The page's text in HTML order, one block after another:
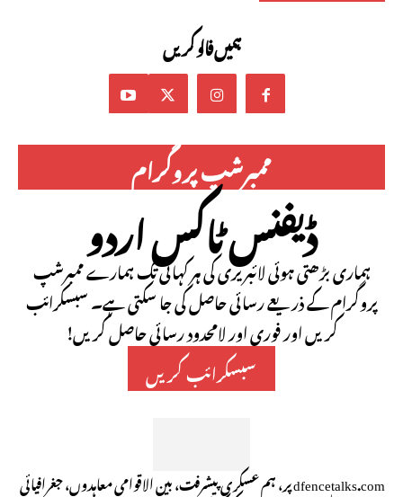
ہمیں فالو کریں
ممبرشپ پروگرام
ڈیفنس ٹاکس اردو
ہماری بڑھتی ہوئی لائبریری کی ہر کہانی تک ہمارے ممبرشپ
پروگرام کے ذریعے رسائی حاصل کی جا سکتی ہے۔ سبسکرائب
کریں اور فوری اور لامحدود رسائی حاصل کریں!
سبسکرائب کریں
dfencetalks.com پر، ہم عسکری پیشرفت، بین الاقوامی معاہدوں، جغرافیائی